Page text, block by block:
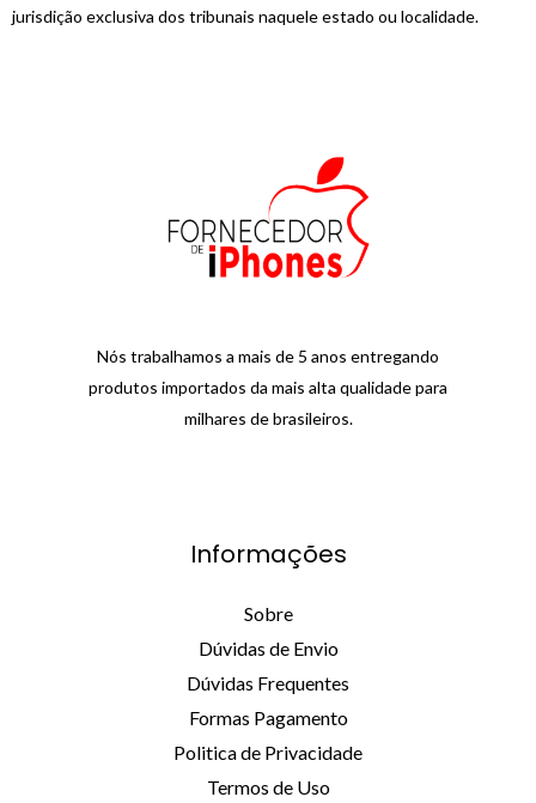
jurisdição exclusiva dos tribunais naquele estado ou localidade.
Nós trabalhamos a mais de 5 anos entregando
produtos importados da mais alta qualidade para
milhares de brasileiros.
Informações
Sobre
Dúvidas de Envio
Dúvidas Frequentes
Formas Pagamento
Politica de Privacidade
Termos de Uso